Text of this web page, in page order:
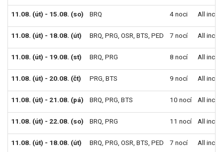
11.08. (út) - 15.08. (so) BRQ 4 noci All
11.08. (út) - 18.08. (út) BRQ PRG OSR BTS PED 7 nocí All
11.08. (út) - 19.08. (st) BRQ PRG 8 nocí All
11.08. (út) - 20.08. (čt) PRG BTS 9 nocí All
11.08. (út) - 21.08. (pá) BRQ PRG BTS 10 nocí All
11.08. (út) - 22.08. (so) BRQ PRG 11 nocí All
11.08. (út) - 18.08. (út) BRQ PRG OSR BTS PED 7 nocí All